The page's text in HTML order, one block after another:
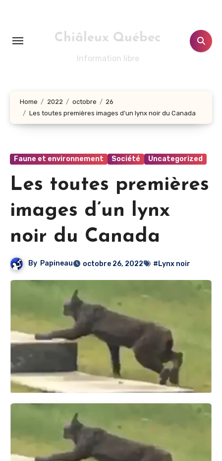
Chiâleux Québec
Information libre
Home 2022 octobre
26
Les toutes premières images d’un lynx noir du Canada
Faune et environnement Société Uncategorized
Les toutes premières
images d’un lynx
noir du Canada
By Papineau octobre 26, 2022 #Lynx noir